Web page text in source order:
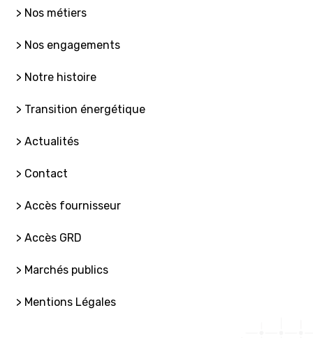
> Nos métiers
> Nos engagements
> Notre histoire
> Transition énergétique
> Actualités
> Contact
> Accès fournisseur
> Accès GRD
> Marchés publics
> Mentions Légales